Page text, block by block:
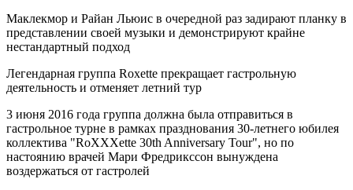
Маклекмор и Райан Льюис в очередной раз задирают планку в
представлении своей музыки и демонстрируют крайне
нестандартный подход
Легендарная группа Roxette прекращает гастрольную
деятельность и отменяет летний тур
3 июня 2016 года группа должна была отправиться в
гастрольное турне в рамках празднования 30-летнего юбилея
коллектива "RoXXXette 30th Anniversary Tour", но по
настоянию врачей Мари Фредрикссон вынуждена
воздержаться от гастролей